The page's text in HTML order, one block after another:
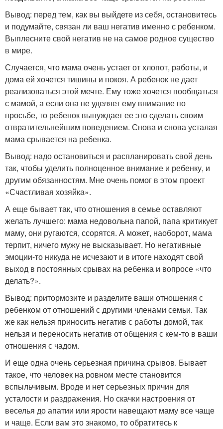
Вывод: перед тем, как вы выйдете из себя, остановитесь
и подумайте, связан ли ваш негатив именно с ребенком.
Выплесните свой негатив не на самое родное существо
в мире.
Случается, что мама очень устает от хлопот, работы, и
дома ей хочется тишины и покоя. А ребенок не дает
реализоваться этой мечте. Ему тоже хочется пообщаться
с мамой, а если она не уделяет ему внимание по
просьбе, то ребенок вынуждает ее это сделать своим
отвратительнейшим поведением. Снова и снова усталая
мама срывается на ребенка.
Вывод: надо остановиться и распланировать свой день
так, чтобы уделить полноценное внимание и ребенку, и
другим обязанностям. Мне очень помог в этом проект
«Счастливая хозяйка».
А еще бывает так, что отношения в семье оставляют
желать лучшего: мама недовольна папой, папа критикует
маму, они ругаются, ссорятся. А может, наоборот, мама
терпит, ничего мужу не высказывает. Но негативные
эмоции-то никуда не исчезают и в итоге находят свой
выход в постоянных срывах на ребенка и вопросе «что
делать?».
Вывод: притормозите и разделите ваши отношения с
ребенком от отношений с другими членами семьи. Так
же как нельзя приносить негатив с работы домой, так
нельзя и переносить негатив от общения с кем-то в ваши
отношения с чадом.
И еще одна очень серьезная причина срывов. Бывает
такое, что человек на ровном месте становится
вспыльчивым. Вроде и нет серьезных причин для
усталости и раздражения. Но скачки настроения от
веселья до апатии или ярости навещают маму все чаще
и чаще. Если вам это знакомо, то обратитесь к